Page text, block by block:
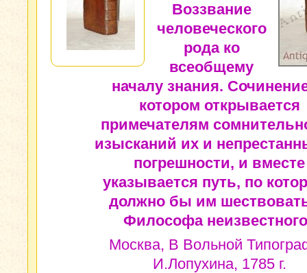
Воззвание
человеческого
рода ко
всеобщему
началу знания.
котором открывается
примечателям
изысканий их и
погрешности, и вместе
указывается путь, по
должно бы им
Философа
Москва, В Вольной
И.Лопухина, 1785 г.